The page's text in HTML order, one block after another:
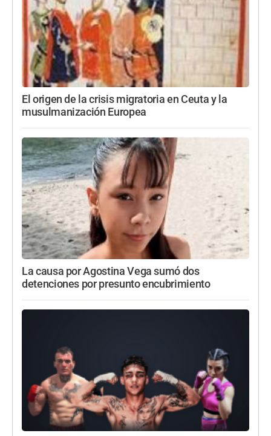
El origen de la crisis migratoria en Ceuta y la
musulmanización Europea
La causa por Agostina Vega sumó dos
detenciones por presunto encubrimiento